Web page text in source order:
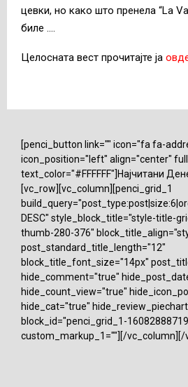
цевки, но како што пренела “La
биле ….
Целосната вест прочитајте ја
[penci_button link="" icon="fa fa-
icon_position="left" align="center"
text_color="#FFFFFF"]Најчитани
[vc_row][vc_column][penci_grid_1
DESC" style_block_title="style-title-
thumb-280-376"
post_standard_title_length="12"
block_title_font_size="14px"
hide_comment="true"
hide_count_view="true"
hide_cat="true"
block_id="penci_grid_1-
custom_markup_1=""][/vc_column][/